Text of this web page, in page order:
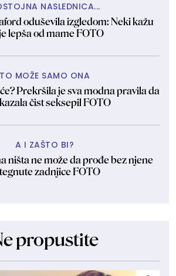
NASLEDNICA...
oduševila izgledom: Neki kažu
lepša od mame FOTO
TO MOŽE SAMO ONA
Prekršila je sva modna pravila da
čist seksepil FOTO
A I ZAŠTO BI?
ništa ne može da prođe bez njene
zadnjice FOTO
propustite